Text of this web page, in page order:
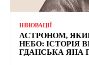
ІННОВАЦІЇ
АСТРОНОМ,
НЕБО: ІСТОРІЯ
ГДАНСЬКА ЯНА